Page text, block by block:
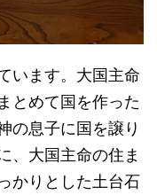
います。大国主命
とめて国を作った
の息子に国を譲り
、大国主命の住ま
かりとした土台石